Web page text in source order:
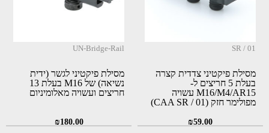
SR / 01
מסילת פיקטיני צדדית קצרה
בעלת 5 חריצים ל-
M16/M4/AR15 עשויה
מפולימר חזק (CAA SR / 01)
₪59.00
UN-Bridge-Rail
מסילת פיקטיני לגשר (ידית
נשיאה) של M16 בעלת 13
חריצים ועשויה מאלומיניום
₪180.00